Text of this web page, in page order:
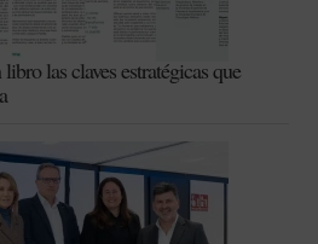
las claves estratégicas que